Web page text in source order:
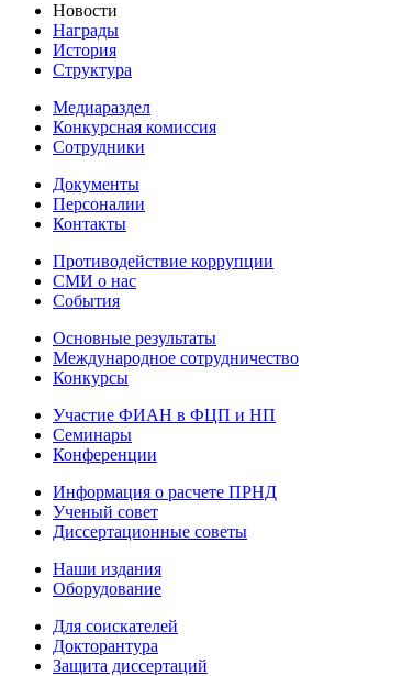
Новости
Награды
История
Структура
Медиараздел
Конкурсная комиссия
Сотрудники
Документы
Персоналии
Контакты
Противодействие коррупции
СМИ о нас
События
Основные результаты
Международное сотрудничество
Конкурсы
Участие ФИАН в ФЦП и НП
Семинары
Конференции
Информация о расчете ПРНД
Ученый совет
Диссертационные советы
Наши издания
Оборудование
Для соискателей
Докторантура
Защита диссертаций